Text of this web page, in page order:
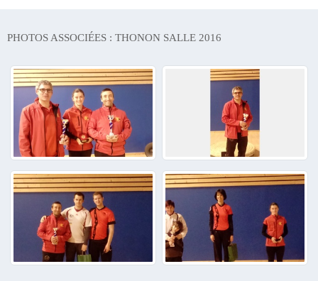
PHOTOS ASSOCIÉES : THONON SALLE 2016